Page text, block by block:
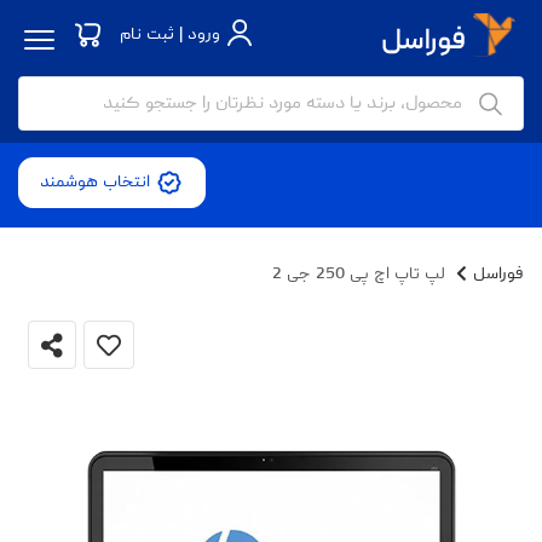
ورود | ثبت نام
انتخاب هوشمند
فوراسل لپ تاپ اچ پی 250 جی 2